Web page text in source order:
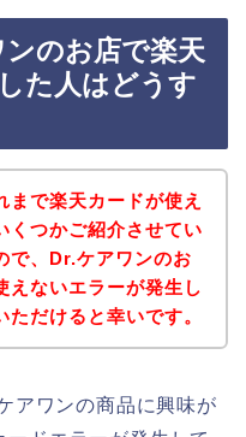
ンのお店で楽天
た人はどうす
まで楽天カードが使え
くつかご紹介させてい
で、Dr.ケアワンのお
えないエラーが発生し
だけると幸いです。
アワンの商品に興味が